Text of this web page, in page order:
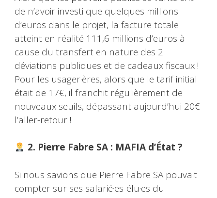
de n’avoir investi que quelques millions
d’euros dans le projet, la facture totale
atteint en réalité 111,6 millions d’euros à
cause du transfert en nature des 2
déviations publiques et de cadeaux fiscaux !
Pour les usager·ères, alors que le tarif initial
était de 17€, il franchit régulièrement de
nouveaux seuils, dépassant aujourd’hui 20€
l’aller-retour !
2. Pierre Fabre SA : MAFIA d’État ?
Si nous savions que Pierre Fabre SA pouvait
compter sur ses salarié·es-élu·es du